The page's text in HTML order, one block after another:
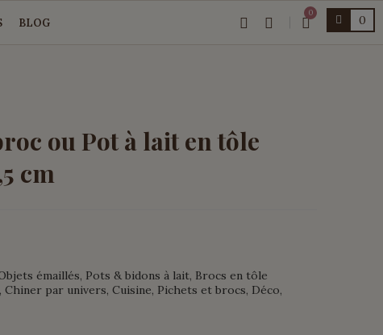
BLOG
0
ou Pot à lait en tôle
cm
émaillés Pots & bidons à lait Brocs en tôle
Chiner par univers Cuisine Pichets et brocs Déco,
0